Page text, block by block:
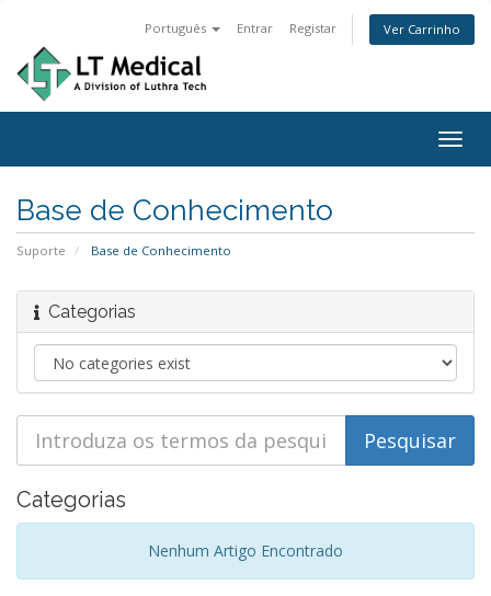
Português Entrar Registar Ver Carrinho
Base de Conhecimento
Suporte Base de Conhecimento
Categorias
Categorias
Nenhum Artigo Encontrado